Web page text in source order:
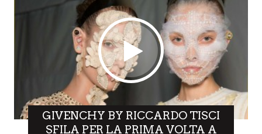
GIVENCHY BY RICCARDO TISCI
SFILA PER LA PRIMA VOLTA A